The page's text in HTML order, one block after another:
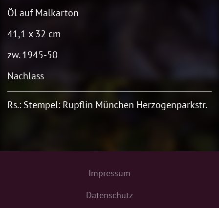
Öl auf Malkarton
41,1 x 32 cm
zw. 1945-50
Nachlass
Rs.: Stempel: Rupflin München Herzogenparkstr.
Impressum
Datenschutz